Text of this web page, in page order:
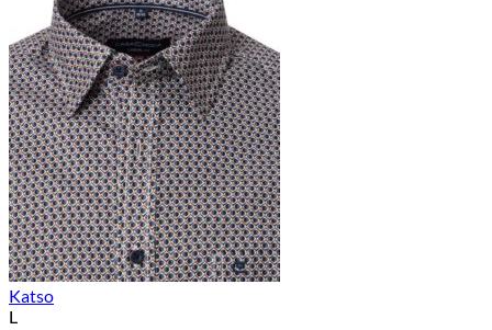
Katso
L